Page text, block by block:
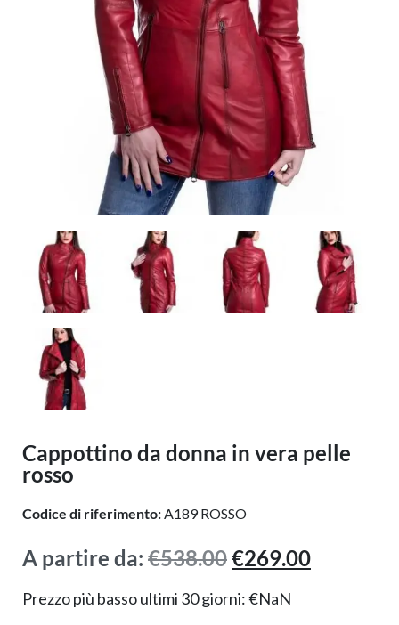
Cappottino da donna in vera pelle
rosso
Codice di riferimento:A189 ROSSO
A partire da: €538.00€269.00
Prezzo più basso ultimi 30 giorni:€NaN